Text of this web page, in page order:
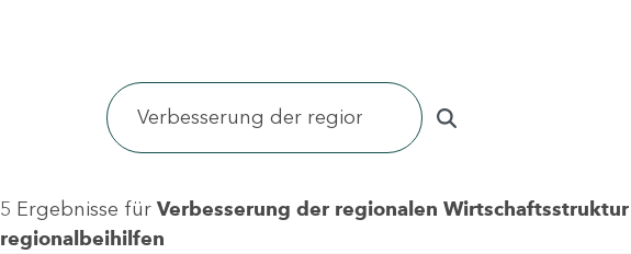
5 Ergebnisse für Verbesserung der regionalen
regionalbeihilfen